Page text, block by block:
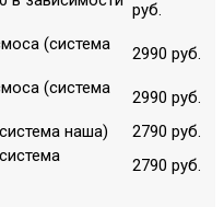
руб.
(система
2990 руб.
(система
2990 руб.
наша)
2790 руб.
2790 руб.